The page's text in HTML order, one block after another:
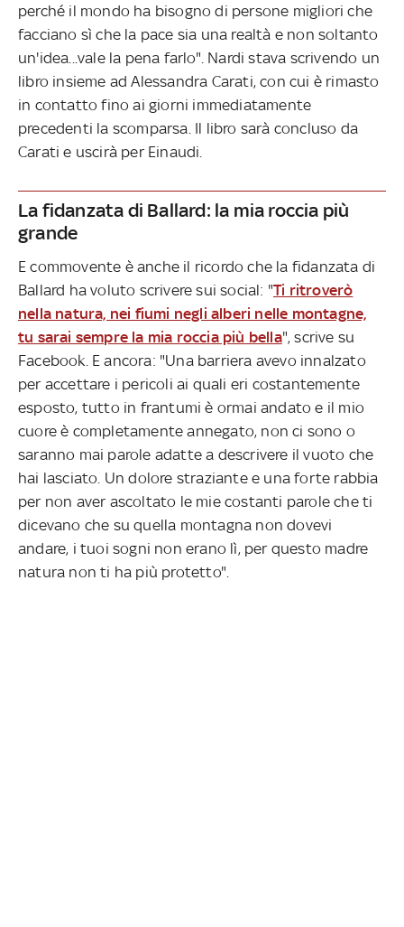
perché il mondo ha bisogno di persone migliori che
facciano sì che la pace sia una realtà e non soltanto
un'idea...vale la pena farlo". Nardi stava scrivendo un
libro insieme ad Alessandra Carati, con cui è rimasto
in contatto fino ai giorni immediatamente
precedenti la scomparsa. Il libro sarà concluso da
Carati e uscirà per Einaudi.
La fidanzata di Ballard: la mia roccia più
grande
E commovente è anche il ricordo che la fidanzata di
Ballard ha voluto scrivere sui social: "Ti ritroverò
nella natura, nei fiumi negli alberi nelle montagne,
tu sarai sempre la mia roccia più bella", scrive su
Facebook. E ancora: "Una barriera avevo innalzato
per accettare i pericoli ai quali eri costantemente
esposto, tutto in frantumi è ormai andato e il mio
cuore è completamente annegato, non ci sono o
saranno mai parole adatte a descrivere il vuoto che
hai lasciato. Un dolore straziante e una forte rabbia
per non aver ascoltato le mie costanti parole che ti
dicevano che su quella montagna non dovevi
andare, i tuoi sogni non erano lì, per questo madre
natura non ti ha più protetto".